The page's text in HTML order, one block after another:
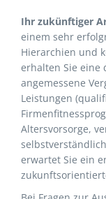
Ihr zukünftiger
einem sehr
Hierarchien und
erhalten Sie eine
angemessene
Leistungen
Altersvorsorge,
erwartet Sie ein